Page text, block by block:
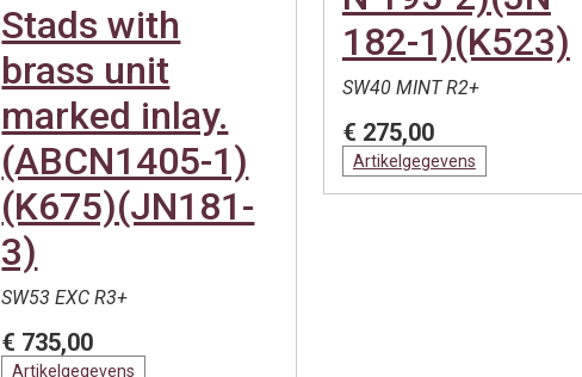
Stads with
brass unit
marked inlay.
(ABCN1405-1)
(K675)(JN181-
3)
SW53 EXC R3+
€ 735,00
Artikelgegevens
182-1)(K523)
SW40 MINT R2+
€ 275,00
Artikelgegevens